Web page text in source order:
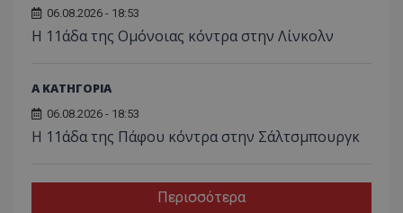
06.08.2026 - 18:53
Η 11άδα της Ομόνοιας κόντρα στην Λίνκολν
Α ΚΑΤΗΓΟΡΙΑ
06.08.2026 - 18:53
Η 11άδα της Πάφου κόντρα στην Σάλτσμπουργκ
Περισσότερα